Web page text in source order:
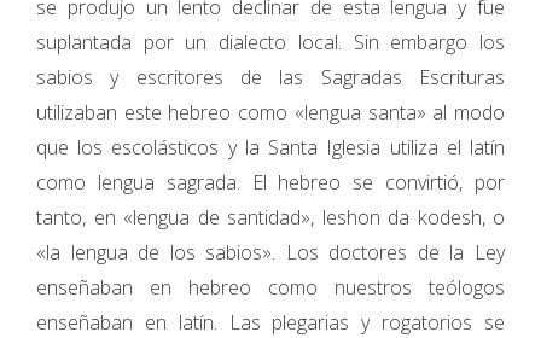
se produjo un lento declinar de esta lengua y fue
suplantada por un dialecto local. Sin embargo los
sabios y escritores de las Sagradas Escrituras
utilizaban este hebreo como «lengua santa» al modo
que los escolásticos y la Santa Iglesia utiliza el latín
como lengua sagrada. El hebreo se convirtió, por
tanto, en «lengua de santidad», leshon da kodesh, o
«la lengua de los sabios». Los doctores de la Ley
enseñaban en hebreo como nuestros teólogos
enseñaban en latín. Las plegarias y rogatorios se